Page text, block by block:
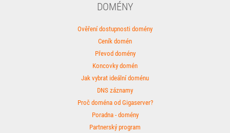
DOMÉNY
Ověření dostupnosti domény
Ceník domén
Převod domény
Koncovky domén
Jak vybrat ideální doménu
DNS záznamy
Proč doména od Gigaserver?
Poradna - domény
Partnerský program